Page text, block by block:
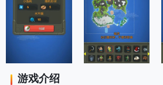
游戏介绍